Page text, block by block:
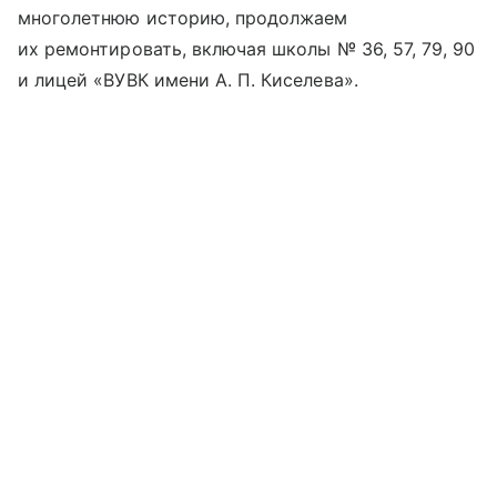
многолетнюю историю, продолжаем
их ремонтировать, включая школы № 36, 57, 79, 90
и лицей «ВУВК имени А. П. Киселева».